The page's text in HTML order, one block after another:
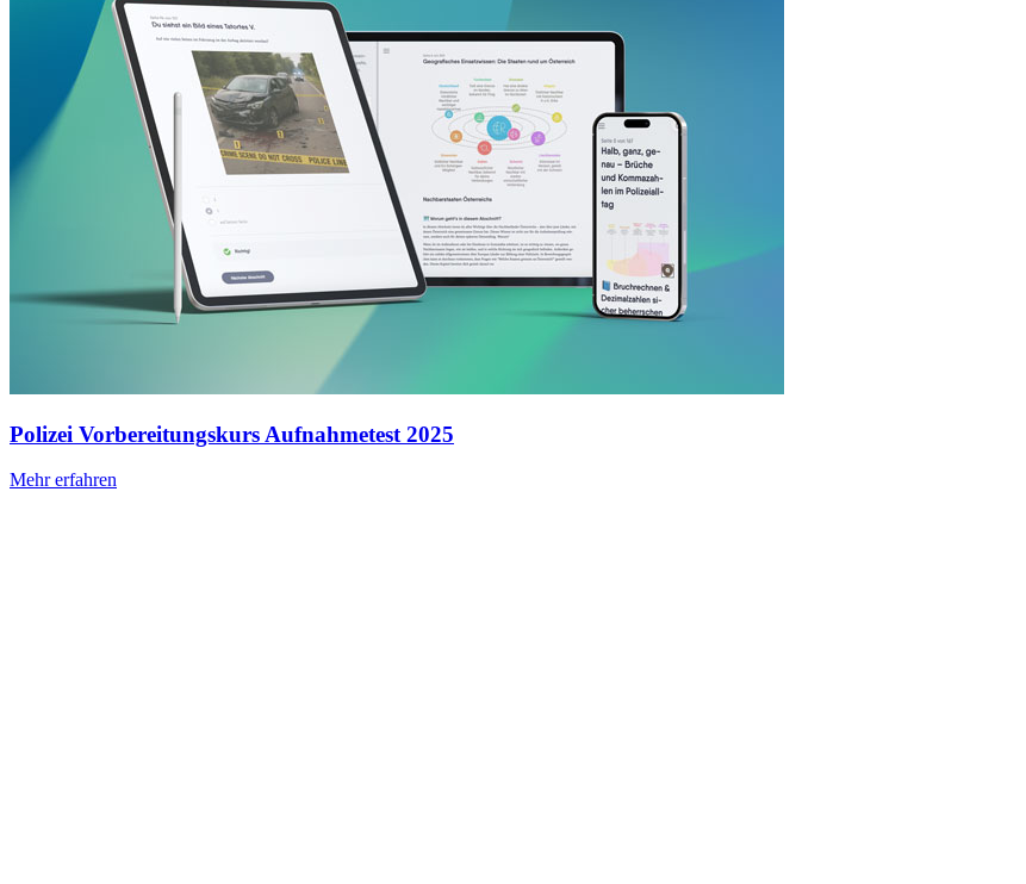
Polizei Vorbereitungskurs Aufnahmetest 2025
Mehr erfahren